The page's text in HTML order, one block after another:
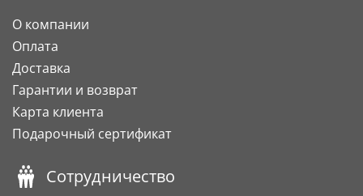
О компании
Оплата
Доставка
Гарантии и возврат
Карта клиента
Подарочный сертификат
Сотрудничество